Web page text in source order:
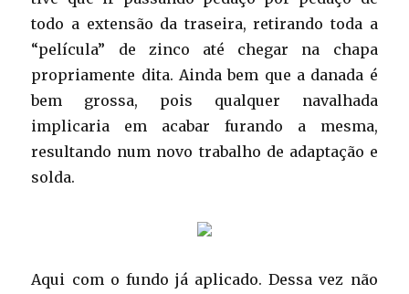
todo a extensão da traseira, retirando toda a
“película” de zinco até chegar na chapa
propriamente dita. Ainda bem que a danada é
bem grossa, pois qualquer navalhada
implicaria em acabar furando a mesma,
resultando num novo trabalho de adaptação e
solda.
Aqui com o fundo já aplicado. Dessa vez não